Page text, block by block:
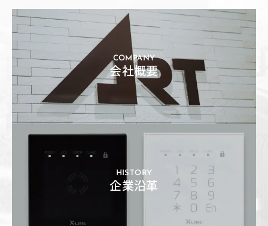
COMPANY
会社概要
HISTORY
企業沿革